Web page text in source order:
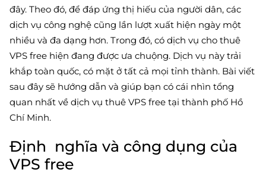
đây. Theo đó, để đáp ứng thị hiếu của người dân, các
dịch vụ công nghệ cũng lần lượt xuất hiện ngày một
nhiều và đa dạng hơn. Trong đó, có dịch vụ cho thuê
VPS free hiện đang được ưa chuộng. Dịch vụ này trải
khắp toàn quốc, có mặt ở tất cả mọi tỉnh thành. Bài viết
sau đây sẽ hướng dẫn và giúp bạn có cái nhìn tổng
quan nhất về dịch vụ thuê VPS free tại thành phố Hồ
Chí Minh.
Định nghĩa và công dụng của
VPS free